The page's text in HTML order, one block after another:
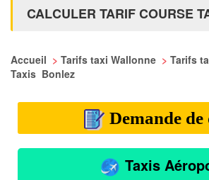
CALCULER TARIF COURSE
Accueil > Tarifs taxi Wallonne > Tarifs
Taxis Bonlez
Demande de
Taxis